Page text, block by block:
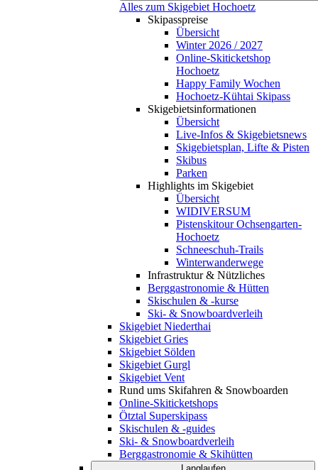
Alles zum Skigebiet Hochoetz
Skipasspreise
Übersicht
Winter 2026 / 2027
Online-Skiticketshop
Hochoetz
Happy Family Wochen
Hochoetz-Kühtai Skipass
Skigebietsinformationen
Übersicht
Live-Infos & Skigebietsnews
Skigebietsplan, Lifte & Pisten
Skibus
Parken
Highlights im Skigebiet
Übersicht
WIDIVERSUM
Pistenskitour Ochsengarten-
Hochoetz
Schneeschuh-Trails
Winterwanderwege
Infrastruktur & Nützliches
Berggastronomie & Hütten
Skischulen & -kurse
Ski- & Snowboardverleih
Skigebiet Niederthai
Skigebiet Gries
Skigebiet Sölden
Skigebiet Gurgl
Skigebiet Vent
Rund ums Skifahren & Snowboarden
Online-Skiticketshops
Ötztal Superskipass
Skischulen & -guides
Ski- & Snowboardverleih
Berggastronomie & Skihütten